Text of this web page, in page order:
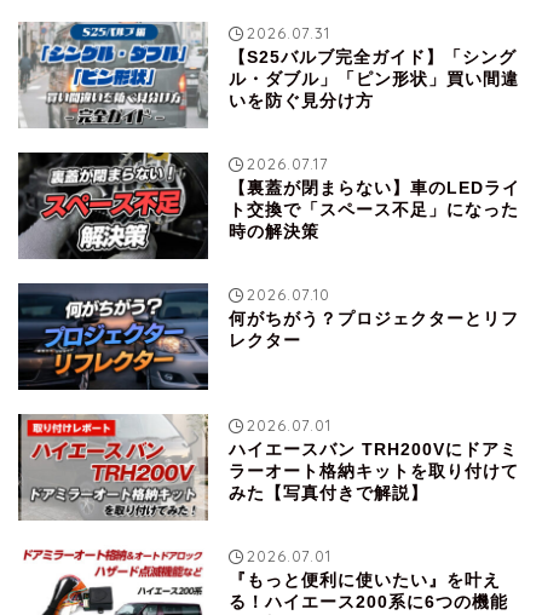
2026.07.31
【S25バルブ完全ガイド】「シング
ル・ダブル」「ピン形状」買い間違
いを防ぐ見分け方
2026.07.17
【裏蓋が閉まらない】車のLEDライ
ト交換で「スペース不足」になった
時の解決策
2026.07.10
何がちがう？プロジェクターとリフ
レクター
2026.07.01
ハイエースバン TRH200Vにドアミ
ラーオート格納キットを取り付けて
みた【写真付きで解説】
2026.07.01
『もっと便利に使いたい』を叶え
る！ハイエース200系に6つの機能